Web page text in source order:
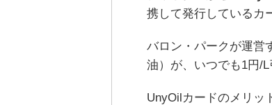
携して発行しているカ
バロン・パークが運営
油）が、いつでも1円/
UnyOilカードのメリッ